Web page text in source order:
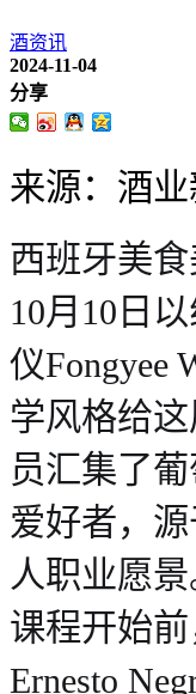
酒资讯
2024-11-04
分享
来源：酒业
西班牙美
10月10日
仪Fongyee
学风格给
员汇集了
爱好者，
人职业愿景
课程开始
Ernesto